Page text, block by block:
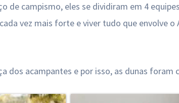
de campismo, eles se dividiram em 4
vez mais forte e viver tudo que envolve
dos acampantes e por isso, as dunas foram